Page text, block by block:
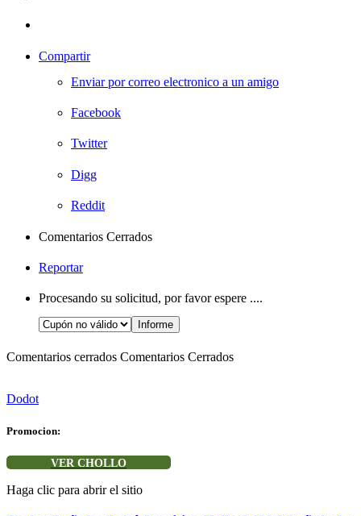
Compartir
Enviar por correo electronico a un amigo
Facebook
Twitter
Digg
Reddit
Comentarios Cerrados
Reportar
Procesando su solicitud, por favor espere ....
Comentarios cerrados Comentarios Cerrados
Dodot
Promocion:
VER CHOLLO
Haga clic para abrir el sitio